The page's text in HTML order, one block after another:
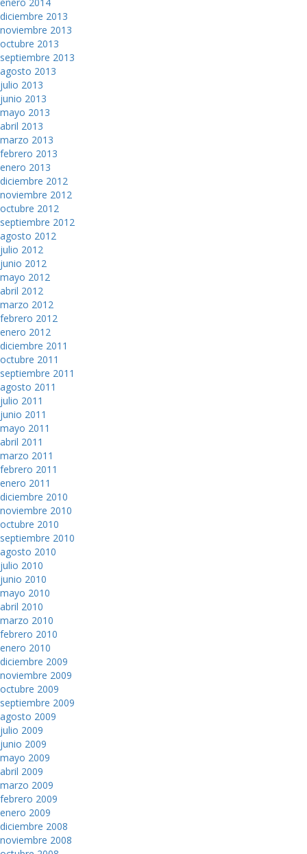
diciembre 2013
noviembre 2013
octubre 2013
septiembre 2013
agosto 2013
julio 2013
junio 2013
mayo 2013
abril 2013
marzo 2013
febrero 2013
enero 2013
diciembre 2012
noviembre 2012
octubre 2012
septiembre 2012
agosto 2012
julio 2012
junio 2012
mayo 2012
abril 2012
marzo 2012
febrero 2012
enero 2012
diciembre 2011
octubre 2011
septiembre 2011
agosto 2011
julio 2011
junio 2011
mayo 2011
abril 2011
marzo 2011
febrero 2011
enero 2011
diciembre 2010
noviembre 2010
octubre 2010
septiembre 2010
agosto 2010
julio 2010
junio 2010
mayo 2010
abril 2010
marzo 2010
febrero 2010
enero 2010
diciembre 2009
noviembre 2009
octubre 2009
septiembre 2009
agosto 2009
julio 2009
junio 2009
mayo 2009
abril 2009
marzo 2009
febrero 2009
enero 2009
diciembre 2008
noviembre 2008